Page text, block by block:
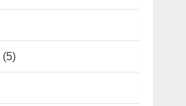
(5)